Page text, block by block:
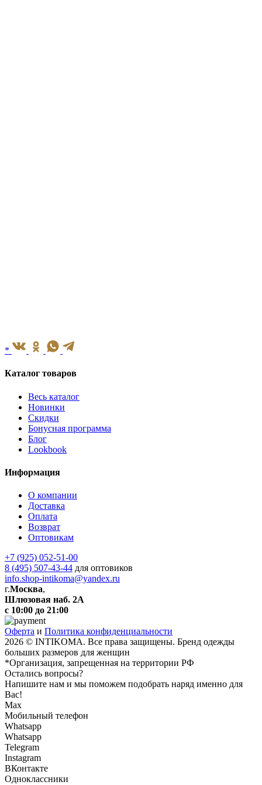
*
Каталог товаров
Весь каталог
Новинки
Скидки
Бонусная программа
Блог
Lookbook
Информация
О компании
Доставка
Оплата
Возврат
Оптовикам
+7 (925) 052-51-00
8 (495) 507-43-44 для оптовиков
info.shop-intikoma@yandex.ru
г.Москва,
Шлюзовая наб. 2А
с 10:00 до 21:00
Оферта и Политика конфиденциальности
2026 © INTIKOMA. Все права защищены. Бренд одежды
больших размеров для женщин
*Организация, запрещенная на территории РФ
Остались вопросы?
Напишите нам и мы поможем подобрать наряд именно для
Вас!
Max
Мобильный телефон
Whatsapp
Whatsapp
Telegram
Instagram
ВКонтакте
Одноклассники